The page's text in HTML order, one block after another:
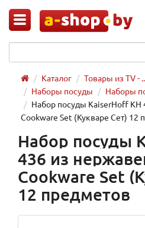
Каталог Товары из TV -
Наборы посуды
Наборы
Набор посуды KaiserHoff
Cookware Set (Кукваре Сет) 12
Набор посуды
436 из
Cookware Set
12 предметов